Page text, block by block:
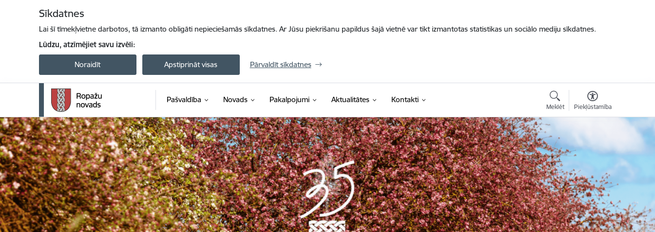
Sīkdatnes
Lai šī tīmekļvietne darbotos, tā izmanto obligāti nepieciešamās sīkdatnes. Ar Jūsu piekrišanu papildus šajā vietnē var tikt izmantotas statistikas un sociālo mediju sīkdatnes.
Lūdzu, atzīmējiet savu izvēli:
Noraidīt Apstiprināt visas Pārvaldīt sīkdatnes
Pašvaldība Novads Pakalpojumi Aktualitātes Kontakti
Meklēt Piekļūstamība
Ropažu novada pašvaldība